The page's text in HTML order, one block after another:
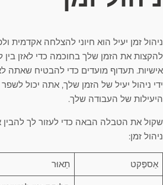
ניהול זמן יעיל הוא חיוני להצלחה אקדמית
להקצות את הזמן שלך בחוכמה כדי לאזן בין
אישיות. תעדוף מועדים כדי להבטיח שאתה
ידי ניהול יעיל של הזמן שלך, אתה יכול
היעילות של העבודה שלך.
שקול את הטבלה הבאה כדי לעזור לך
ניהול זמן:
אַספֶּקט תֵאוּר